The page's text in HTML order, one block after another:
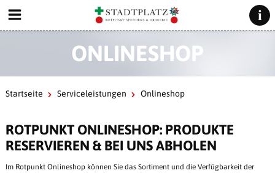
ONLINESHOP
Startseite Serviceleistungen Onlineshop
ROTPUNKT ONLINESHOP: PRODUKTE
RESERVIEREN & BEI UNS ABHOLEN
Im Rotpunkt Onlineshop können Sie das Sortiment und die Verfügbarkeit der